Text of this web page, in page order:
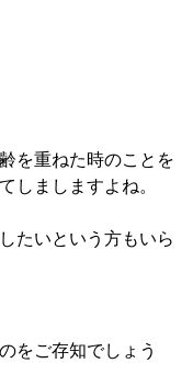
を重ねた時のことを
しましますよね。
たいという方もいら
をご存知でしょう